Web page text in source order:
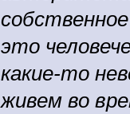
это
какие-то
живем во